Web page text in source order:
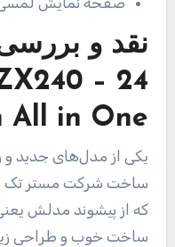
نقد و
– 24
All in One
یکی از مدل‌های جدید و
ساخت خوب و طراحی